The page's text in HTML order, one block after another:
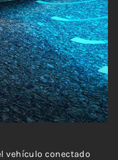
vehículo conectado